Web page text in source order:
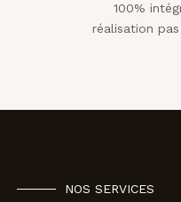
100%
réalisation
NOS SERVICES